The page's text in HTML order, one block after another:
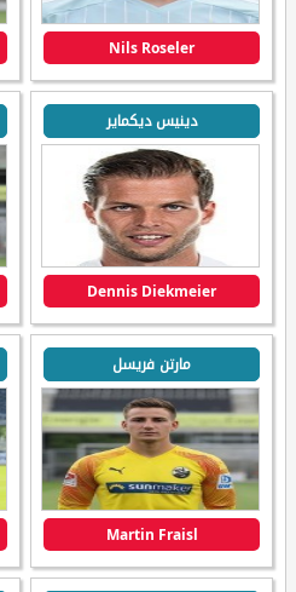
Nils Roseler
دينيس ديكماير
Dennis Diekmeier
مارتن فريسل
Martin Fraisl